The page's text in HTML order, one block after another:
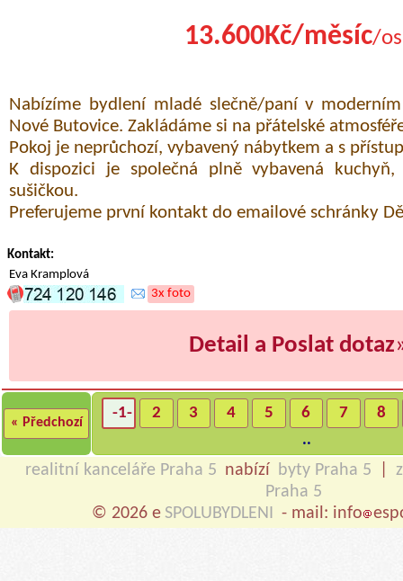
13.600Kč/měsíc/
Nabízíme bydlení mladé slečně/paní v
Nové Butovice. Zakládáme si na přátelské
Pokoj je neprůchozí, vybavený nábytkem a s
K dispozici je společná plně vybavená
sušičkou.
Preferujeme první kontakt do emailové schránky
Kontakt:
Eva Kramplová
3x foto
Detail a Poslat dotaz
« Předchozí
-1- 2 3 4 5 6 7
8
..
realitní kanceláře Praha 5 nabízí byty Praha 5
Praha 5
© 2026 e SPOLUBYDLENI - mail: info